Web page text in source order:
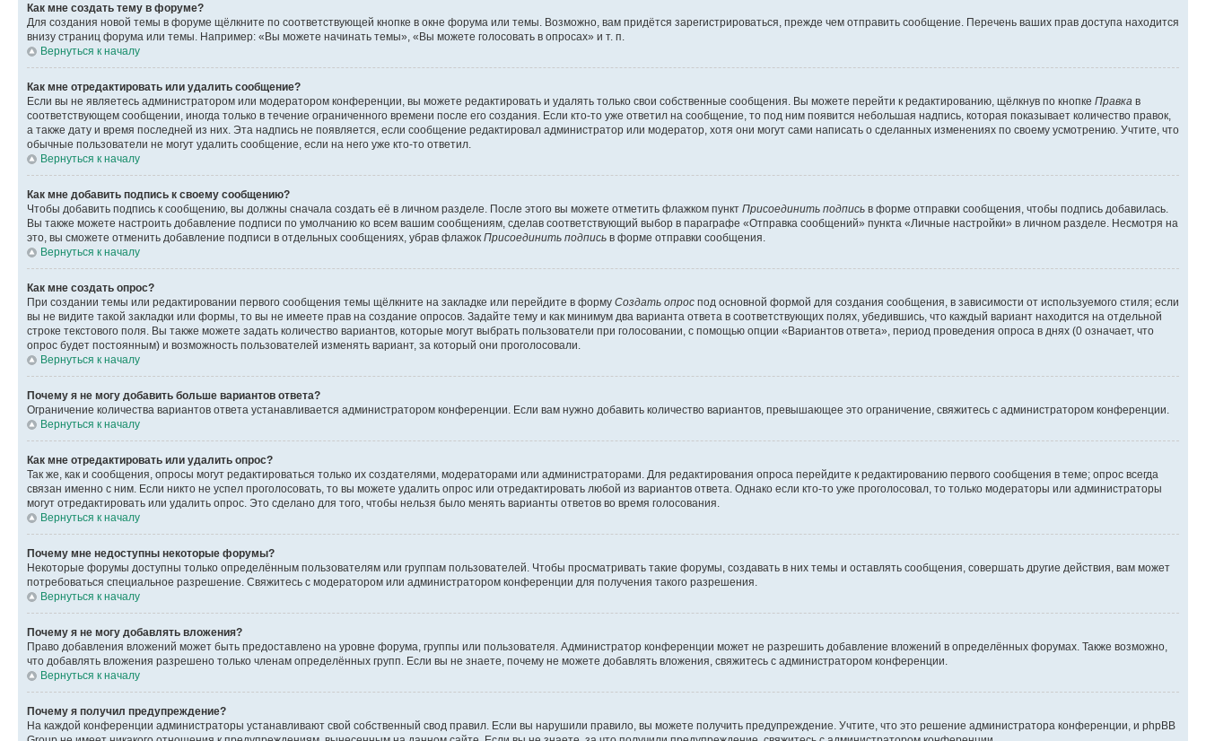
Как мне создать тему в форуме?
Для создания новой темы в форуме щёлкните по соответствующей кнопке в окне форума или темы. Возможно, вам придётся зарегистрироваться, прежде чем отправить сообщение. Перечень ваших прав доступа находится
внизу страниц форума или темы. Например: «Вы можете начинать темы», «Вы можете голосовать в опросах» и т. п.
Вернуться к началу
Как мне отредактировать или удалить сообщение?
Если вы не являетесь администратором или модератором конференции, вы можете редактировать и удалять только свои собственные сообщения. Вы можете перейти к редактированию, щёлкнув по кнопке Правка в
соответствующем сообщении, иногда только в течение ограниченного времени после его создания. Если кто-то уже ответил на сообщение, то под ним появится небольшая надпись, которая показывает количество правок,
а также дату и время последней из них. Эта надпись не появляется, если сообщение редактировал администратор или модератор, хотя они могут сами написать о сделанных изменениях по своему усмотрению. Учтите, что
обычные пользователи не могут удалить сообщение, если на него уже кто-то ответил.
Вернуться к началу
Как мне добавить подпись к своему сообщению?
Чтобы добавить подпись к сообщению, вы должны сначала создать её в личном разделе. После этого вы можете отметить флажком пункт Присоединить подпись в форме отправки сообщения, чтобы подпись добавилась.
Вы также можете настроить добавление подписи по умолчанию ко всем вашим сообщениям, сделав соответствующий выбор в параграфе «Отправка сообщений» пункта «Личные настройки» в личном разделе. Несмотря на
это, вы сможете отменить добавление подписи в отдельных сообщениях, убрав флажок Присоединить подпись в форме отправки сообщения.
Вернуться к началу
Как мне создать опрос?
При создании темы или редактировании первого сообщения темы щёлкните на закладке или перейдите в форму Создать опрос под основной формой для создания сообщения, в зависимости от используемого стиля; если
вы не видите такой закладки или формы, то вы не имеете прав на создание опросов. Задайте тему и как минимум два варианта ответа в соответствующих полях, убедившись, что каждый вариант находится на отдельной
строке текстового поля. Вы также можете задать количество вариантов, которые могут выбрать пользователи при голосовании, с помощью опции «Вариантов ответа», период проведения опроса в днях (0 означает, что
опрос будет постоянным) и возможность пользователей изменять вариант, за который они проголосовали.
Вернуться к началу
Почему я не могу добавить больше вариантов ответа?
Ограничение количества вариантов ответа устанавливается администратором конференции. Если вам нужно добавить количество вариантов, превышающее это ограничение, свяжитесь с администратором конференции.
Вернуться к началу
Как мне отредактировать или удалить опрос?
Так же, как и сообщения, опросы могут редактироваться только их создателями, модераторами или администраторами. Для редактирования опроса перейдите к редактированию первого сообщения в теме; опрос всегда
связан именно с ним. Если никто не успел проголосовать, то вы можете удалить опрос или отредактировать любой из вариантов ответа. Однако если кто-то уже проголосовал, то только модераторы или администраторы
могут отредактировать или удалить опрос. Это сделано для того, чтобы нельзя было менять варианты ответов во время голосования.
Вернуться к началу
Почему мне недоступны некоторые форумы?
Некоторые форумы доступны только определённым пользователям или группам пользователей. Чтобы просматривать такие форумы, создавать в них темы и оставлять сообщения, совершать другие действия, вам может
потребоваться специальное разрешение. Свяжитесь с модератором или администратором конференции для получения такого разрешения.
Вернуться к началу
Почему я не могу добавлять вложения?
Право добавления вложений может быть предоставлено на уровне форума, группы или пользователя. Администратор конференции может не разрешить добавление вложений в определённых форумах. Также возможно,
что добавлять вложения разрешено только членам определённых групп. Если вы не знаете, почему не можете добавлять вложения, свяжитесь с администратором конференции.
Вернуться к началу
Почему я получил предупреждение?
На каждой конференции администраторы устанавливают свой собственный свод правил. Если вы нарушили правило, вы можете получить предупреждение. Учтите, что это решение администратора конференции, и phpBB